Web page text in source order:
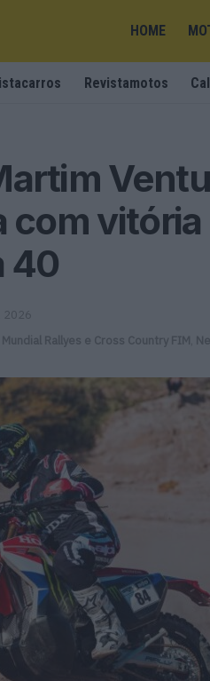
HOME
Revistamotos
com
40
2026
Mundial Rallyes e Cross Country FIM